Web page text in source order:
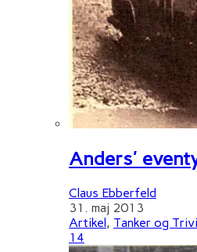
Anders'
Claus Ebberfeld
31. maj 2013
Artikel , Tanker og
14